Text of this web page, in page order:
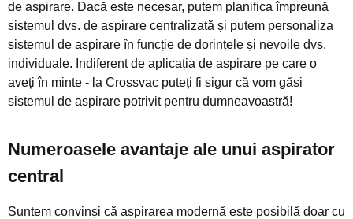
de aspirare. Dacă este necesar, putem planifica împreună
sistemul dvs. de aspirare centralizată și putem personaliza
sistemul de aspirare în funcție de dorințele și nevoile dvs.
individuale. Indiferent de aplicația de aspirare pe care o
aveți în minte - la Crossvac puteți fi sigur că vom găsi
sistemul de aspirare potrivit pentru dumneavoastră!
Numeroasele avantaje ale unui aspirator
central
Suntem convinși că aspirarea modernă este posibilă doar cu